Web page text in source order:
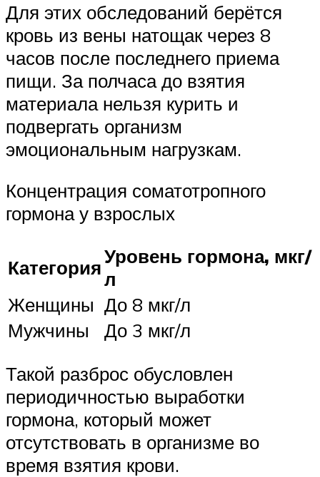
Для этих обследований берётся
кровь из вены натощак через 8
часов после последнего приема
пищи. За полчаса до взятия
материала нельзя курить и
подвергать организм
эмоциональным нагрузкам.
Концентрация соматотропного
гормона у взрослых
КатегорияУровень гормона, мкг/
л
Женщины До 8 мкг/л
Мужчины
До 3 мкг/л
Такой разброс обусловлен
периодичностью выработки
гормона, который может
отсутствовать в организме во
время взятия крови.